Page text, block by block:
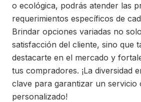
o ecológica, podrás atender las
requerimientos específicos de
Brindar opciones variadas no
satisfacción del cliente, sino que
destacarte en el mercado y
tus compradores. ¡La diversidad
clave para garantizar un servicio
personalizado!